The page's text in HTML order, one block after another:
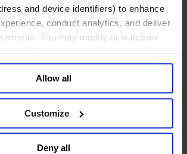
and device identifiers) to enhance
conduct analytics, and deliver
You may modify or withdraw
in the US, object to the sale or sharing of
advertising, by clicking “Do Not
Personal Information” in the footer of
must opt-out of each device and each
information and retention terms
and use of personal information see
Allow all
Customize
Deny all
业
体育行业
发展咨询
人类发展
奢侈品
酒店业